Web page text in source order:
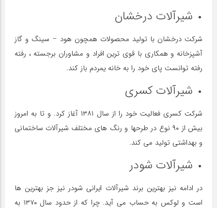
شیرآلات درخشان
شرکت درخشان با تولید محصولات همچون هود – سینگ و گاز
آشپزخانه و همکاری با قوی ترین افراد و مشاوران برجسته ، رفته
رفته توانست پای خود را به خانه یمردم باز کند.
شیرآلات کسری
شرکت کسری فعالیت خود را از سال ۱۳۸۱ آغاز کرد. و تا به امروز
بیش از ۹۰ نوع در طرحها و رنگ های مختلف شیرآلات ساختمانی
و بهداشتی تولید می کند.
شیرآلات شودر
در ادامه نیز بهترین برند شیرآلات ایرانی شودر نیز جز بهترین ها
است و لوکس به حساب می آید. چرا که از حدود سال ۱۳۷۰ به